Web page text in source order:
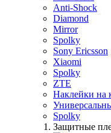
Anti-Shock
Diamond
Mirror
Spolky
Sony Ericsson
Xiaomi
Spolky
ZTE
Наклейки на
Spolky
Защитные